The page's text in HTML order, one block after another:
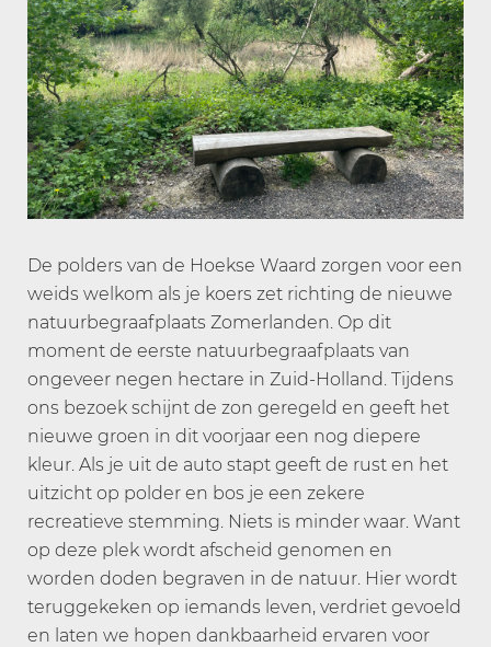
De polders van de Hoekse Waard zorgen voor een
weids welkom als je koers zet richting de nieuwe
natuurbegraafplaats Zomerlanden. Op dit
moment de eerste natuurbegraafplaats van
ongeveer negen hectare in Zuid-Holland. Tijdens
ons bezoek schijnt de zon geregeld en geeft het
nieuwe groen in dit voorjaar een nog diepere
kleur. Als je uit de auto stapt geeft de rust en het
uitzicht op polder en bos je een zekere
recreatieve stemming. Niets is minder waar. Want
op deze plek wordt afscheid genomen en
worden doden begraven in de natuur. Hier wordt
teruggekeken op iemands leven, verdriet gevoeld
en laten we hopen dankbaarheid ervaren voor